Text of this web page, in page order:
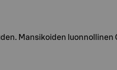
Mansikoiden